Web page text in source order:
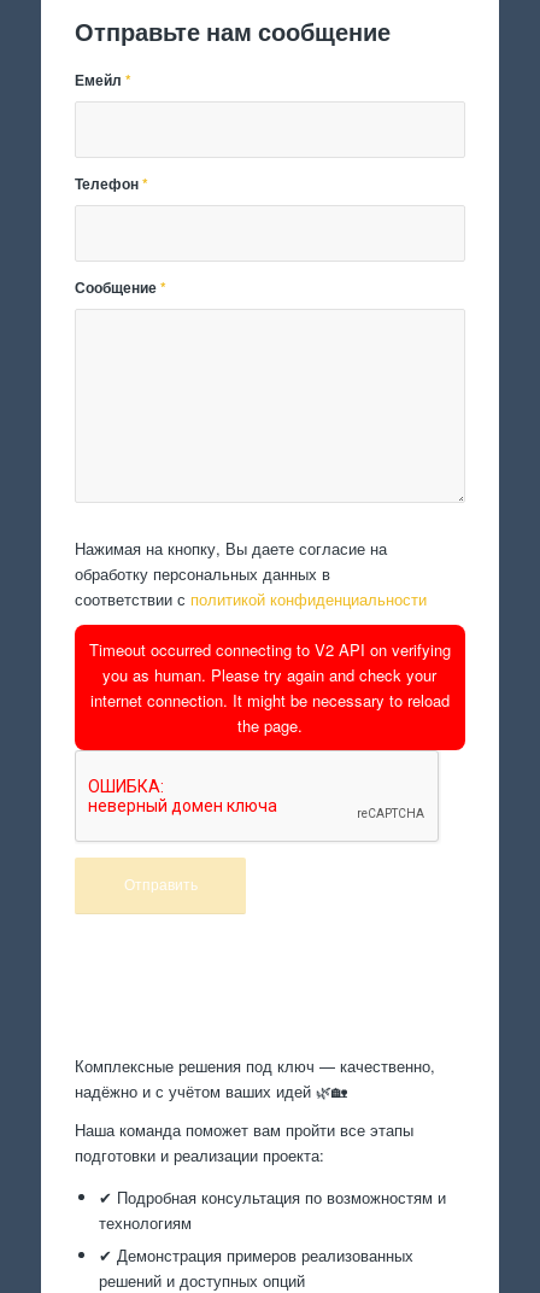
Отправьте нам сообщение
Емейл*
Телефон*
Сообщение*
Нажимая на кнопку, Вы даете согласие на
обработку персональных данных в
соответствии с политикой конфиденциальности
Timeout occurred connecting to V2 API on verifying
you as human. Please try again and check your
internet connection. It might be necessary to reload
the page.
Комплексные решения под ключ — качественно,
надёжно и с учётом ваших идей 🌿🏡
Наша команда поможет вам пройти все этапы
подготовки и реализации проекта:
✔ Подробная консультация по возможностям и
технологиям
✔ Демонстрация примеров реализованных
решений и доступных опций